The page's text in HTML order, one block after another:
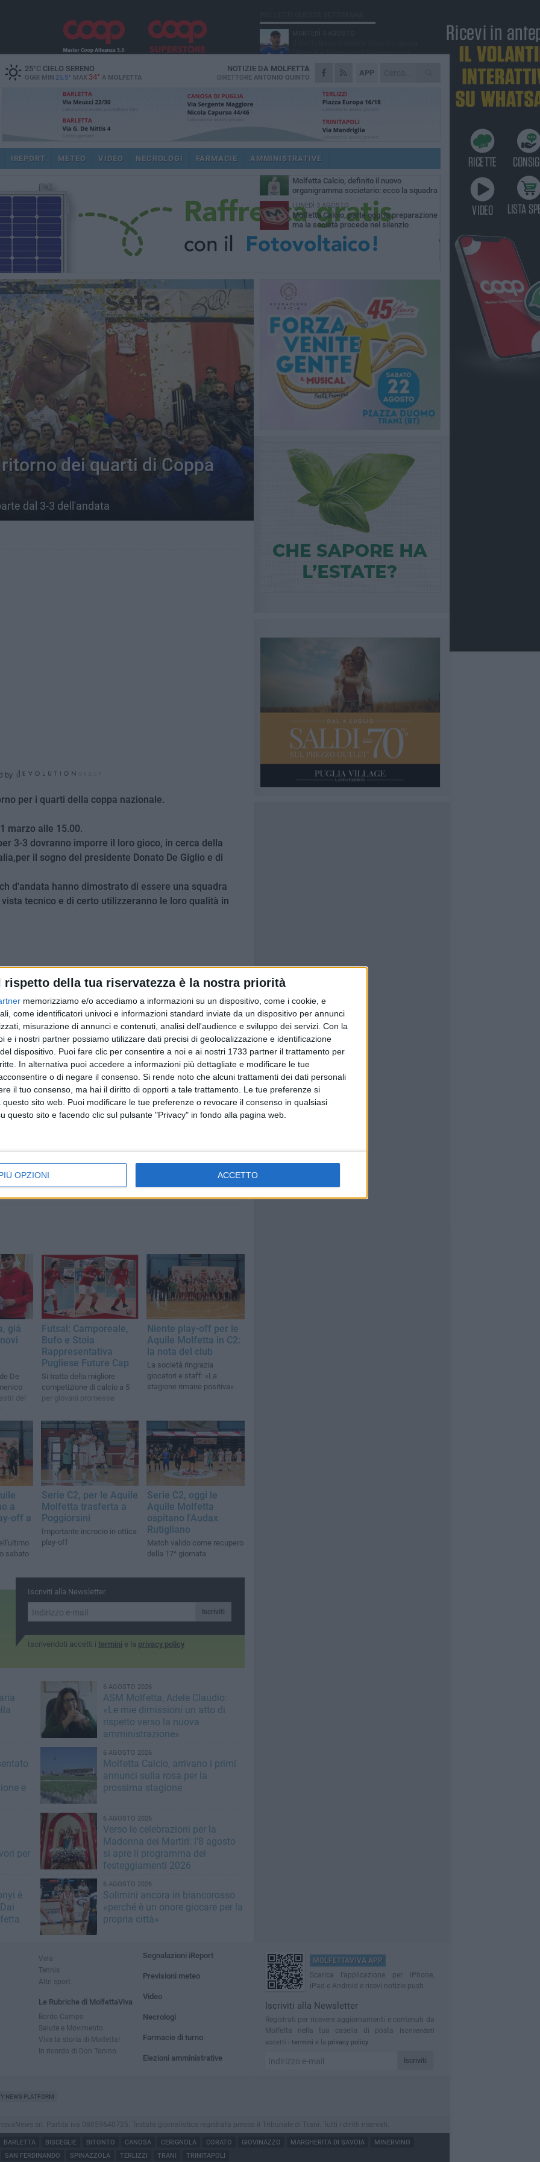
rispetto della tua riservatezza è la nostra priorità
memorizziamo e/o accediamo a informazioni su un dispositivo, come i cookie, e
come identificatori univoci e informazioni standard inviate da un dispositivo per annunci
misurazione di annunci e contenuti, analisi dell'audience e sviluppo dei servizi. Con la
e i nostri partner possiamo utilizzare dati precisi di geolocalizzazione e identificazione
dispositivo. Puoi fare clic per consentire a noi e ai nostri 1733 partner il trattamento per
In alternativa puoi accedere a informazioni più dettagliate e modificare le tue
o di negare il consenso. Si rende noto che alcuni trattamenti dei dati personali
il tuo consenso, ma hai il diritto di opporti a tale trattamento. Le tue preferenze si
sito web. Puoi modificare le tue preferenze o revocare il consenso in qualsiasi
questo sito e facendo clic sul pulsante "Privacy" in fondo alla pagina web.
OPZIONI ACCETTO
25°CCIELO SERENO
OGGI MIN 25.5° MAX 34° A MOLFETTA
APP
NOTIZIE DA MOLFETTA
DIRETTORE ANTONIO QUINTO
IREPORT METEO VIDEO NECROLOGI FARMACIE AMMINISTRATIVE
dei quarti di Coppa
dal 3-3 dell'andata
by
per i quarti della coppa nazionale.
marzo alle 15.00.
3-3 dovranno imporre il loro gioco, in cerca della
il sogno del presidente Donato De Giglio e di
d'andata hanno dimostrato di essere una squadra
tecnico e di certo utilizzeranno le loro qualità in
penso sia la più importante della stagione.
noi dobbiamo giocare al massimo cercando di
del match ci tengo a lanciare un appello a tutti i
pubblico, ci teniamo a far bene per dare una gioia a
7
servizi
6 AGOSTO 2026
Marittimo molfettese muore a
bordo di un peschereccio al largo
del Gargano
già
De
del
Futsal: Camporeale,
Bufo e Stoia
Rappresentativa
Pugliese Future Cap
Si tratta della migliore
competizione di calcio a 5
per giovani promesse
Niente play-off per le
Aquile Molfetta in C2:
la nota del club
La società ringrazia
giocatori e staff: «La
stagione rimane positiva»
a
off a
sabato
Serie C2, per le Aquile
Molfetta trasferta a
Poggiorsini
Importante incrocio in ottica
play-off
Serie C2, oggi le
Aquile Molfetta
ospitano l'Audax
Rutigliano
Match valido come recupero
della 17^ giornata
Iscriviti alla Newsletter
Iscriviti
Iscrivendoti accetti i termini e la privacy policy
6 AGOSTO 2026
ASM Molfetta, Adele Claudio:
«Le mie dimissioni un atto di
rispetto verso la nuova
amministrazione»
e
6 AGOSTO 2026
Molfetta Calcio, arrivano i primi
annunci sulla rosa per la
prossima stagione
per
6 AGOSTO 2026
Verso le celebrazioni per la
Madonna dei Martiri: l’8 agosto
si apre il programma dei
festeggiamenti 2026
è
6 AGOSTO 2026
Solimini ancora in biancorosso
«perché è un onore giocare per la
propria città»
l'Empoli e firma con il Samsunspor
LUNEDÌ 3 AGOSTO
Palazzetto Giovanni Panunzio: dove lo
DOMENICA 2 AGOSTO
Minervini riparte da Otranto
Molfetta Sportiva in Promozione
nonostante il record negativo di
MARTEDÌ 4 AGOSTO
Molfetta Calcio, definito il nuovo
organigramma societario: ecco la squadra
dirigenziale
LUNEDÌ 3 AGOSTO
Molfetta Calcio, parte oggi la preparazione
ma la società procede nel silenzio
Vela
Tennis
Altri sport
Le Rubriche di MolfettaViva
Bordo Campo
Salute e Movimento
Viva la storia di Molfetta!
In ricordo di Don Tonino
Segnalazioni iReport
Previsioni meteo
Video
Necrologi
Farmacie di turno
Elezioni amministrative
MOLFETTAVIVA APP
Scarica l'applicazione per iPhone,
iPad e Android e ricevi notizie push
Iscriviti alla Newsletter
Registrati per ricevere aggiornamenti e contenuti da
Molfetta nella tua casella di posta
Iscrivendoti
accetti i termini e la privacy policy
Iscriviti
NEWS PLATFORM
srl. Partita iva 08059640725. Testata giornalistica registrata presso il Tribunale di Trani. Tutti i diritti riservati.
BARLETTA BISCEGLIE BITONTO CANOSA CERIGNOLA CORATO GIOVINAZZO MARGHERITA DI SAVOIA
MINERVINO
SAN FERDINANDO SPINAZZOLA TERLIZZI TRANI TRINITAPOLI